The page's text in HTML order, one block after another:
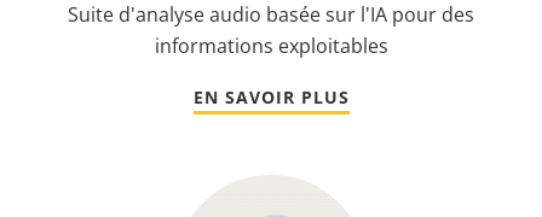
Suite d'analyse audio basée sur l'IA pour des
informations exploitables
EN SAVOIR PLUS